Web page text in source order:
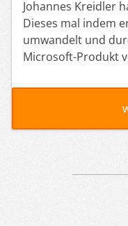
Johannes Kreidler
Dieses mal indem
umwandelt und
Microsoft-Produkt